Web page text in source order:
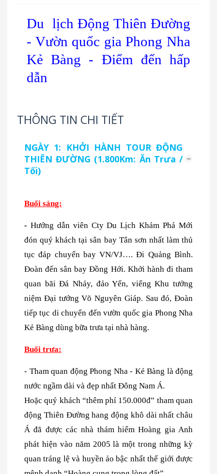
Du lịch Động Thiên Đường
- Vườn quốc gia Phong Nha
Kẻ Bàng - Điểm đến hấp
dẫn
THÔNG TIN CHI TIẾT
NGÀY 1: KHỞI HÀNH TOUR ĐỘNG
THIÊN ĐƯỜNG (1.800Km: Ăn Trưa /
Tối)
Buổi sáng:
- Hướng dẫn viên Cty Du Lịch Khám Phá Mới
đón quý khách tại sân bay Tân sơn nhất làm thủ
tục đáp chuyến bay VN/VJ…. Đi Quảng Bình.
Đoàn đến sân bay Đồng Hới. Khởi hành đi tham
quan bãi Đá Nhảy, đảo Yến, viếng Khu tưởng
niệm Đại tướng Võ Nguyên Giáp. Sau đó, Đoàn
tiếp tục di chuyển đến vườn quốc gia Phong Nha
Kẻ Bàng dùng bữa trưa tại nhà hàng.
Buổi trưa:
- Tham quan động Phong Nha - Kẻ Bàng là động
nước ngầm dài và đẹp nhất Đông Nam Á.
Hoặc quý khách “thêm phí 150.000đ” tham quan
động Thiên Đường hang động khô dài nhất châu
Á đã được các nhà thám hiểm Hoàng gia Anh
phát hiện vào năm 2005 là một trong những kỳ
quan tráng lệ và huyền ảo bậc nhất thế giới được